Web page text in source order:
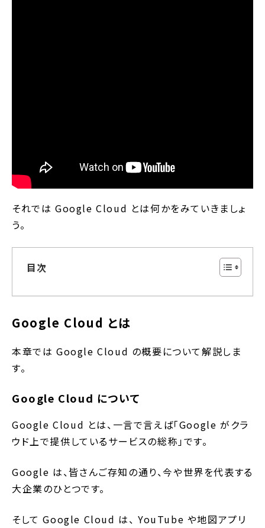
それでは Google Cloud とは何かをみていきましょ
う。
目次
Google Cloud とは
本章では Google Cloud の概要について解説しま
す。
Google Cloud について
Google Cloud とは、一言で言えば「Google がクラ
ウド上で提供しているサービスの総称」です。
Google は、皆さんご存知の通り、今や世界を代表する
大企業のひとつです。
そして Google Cloud は、 YouTube や地図アプリ